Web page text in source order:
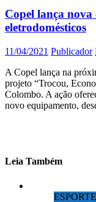
Copel lança
eletrodomésticos
11/04/2021 Publicador
A Copel lança na
projeto “Trocou,
Colombo. A ação
novo equipamento,
Leia Também